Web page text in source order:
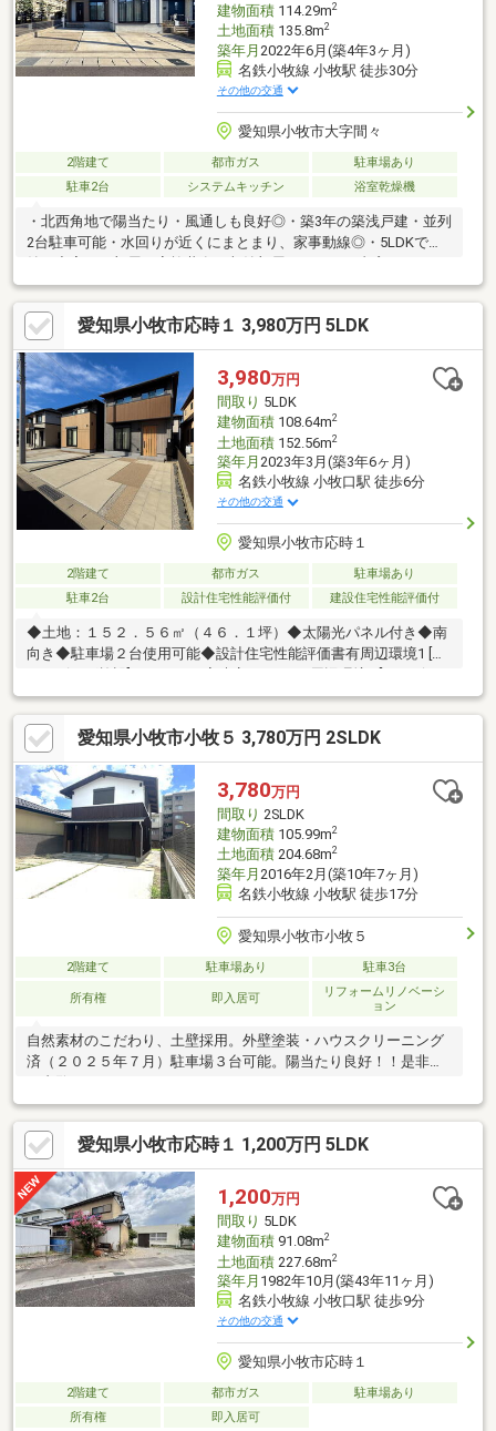
建物面積114.29m2
土地面積135.8m2
築年月 2022年6月(築4年3ヶ月)
名鉄小牧線 小牧駅 徒歩30分
その他の交通
愛知県小牧市大字間々
2階建て 都市ガス
駐車場あり
駐車2台
システムキッチン 浴室乾燥機
・北西角地で陽当たり・風通しも良好◎・築3年の築浅戸建・並列
2台駐車可能・水回りが近くにまとまり、家事動線◎・5LDKで収
納も充実。１部屋を家族共有の収納部屋、または 書斎としても
利用可・広いバルコニー付きで、プール遊びなどお子様も安心し
て遊べます。◇ 周辺環境 ◇村中小学校小牧中学校◆ 問い合わせ
先 ◆少しでも気になった方は、お気軽にお問い合わせください。
スタッフ全員が元ハウスメーカー出身のため、建物についてもし
っかりご説明させていただきます。ヤマダ不動産 名古屋本店
TEL：052-398-6773
愛知県小牧市応時１ 3,980万円 5LDK
3,980万円
間取り 5LDK
建物面積108.64m2
土地面積152.56m2
築年月 2023年3月(築3年6ヶ月)
名鉄小牧線 小牧口駅 徒歩6分
その他の交通
愛知県小牧市応時１
2階建て 都市ガス
駐車場あり
駐車2台
設計住宅性能評価付 建設住宅性能評価付
◆土地：１５２．５６㎡（４６．１坪）◆太陽光パネル付き◆南
向き◆駐車場２台使用可能◆設計住宅性能評価書有周辺環境1 [シ
ニ] ファミリーマート小牧東新町店まで637m周辺環境3 [中学
校] 小牧市立応時中学校まで88m周辺環境4 [小学校] 小牧市立米
野小学校まで792m周辺環境5 [幼稚園、保育園] 小牧市立大山保
育園まで220m周辺環境6 [病院] 小牧市民病院まで1916m周辺環
境7 [郵便局] 小牧郵便局まで1104m周辺環境8 [公園] 城見公園ま
で993m
愛知県小牧市小牧５ 3,780万円 2SLDK
3,780万円
間取り 2SLDK
建物面積105.99m2
土地面積204.68m2
築年月 2016年2月(築10年7ヶ月)
名鉄小牧線 小牧駅 徒歩17分
愛知県小牧市小牧５
2階建て 駐車場あり 駐車3台
所有権 即入居可
リフォームリノベーシ
ョン
自然素材のこだわり、土壁採用。外壁塗装・ハウスクリーニング
済（２０２５年７月）駐車場３台可能。陽当たり良好！！是非、
ご内覧下さい。
愛知県小牧市応時１ 1,200万円 5LDK
1,200万円
間取り 5LDK
建物面積91.08m2
土地面積227.68m2
築年月 1982年10月(築43年11ヶ月)
名鉄小牧線 小牧口駅 徒歩9分
その他の交通
愛知県小牧市応時１
2階建て 都市ガス
駐車場あり
所有権
即入居可